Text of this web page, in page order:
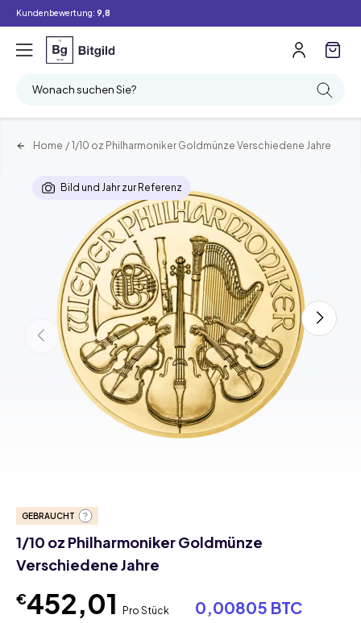
Kundenbewertung: 9,8
Wonach suchen Sie?
Home / 1/10 oz Philharmoniker Goldmünze Verschiedene Jahre
Bild und Jahr zur Referenz
GEBRAUCHT
1/10 oz Philharmoniker Goldmünze
Verschiedene Jahre
€452,01 Pro Stück 0,00805 BTC